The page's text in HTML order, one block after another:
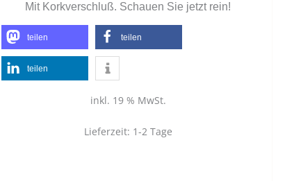
Mit Korkverschluß. Schauen Sie jetzt rein!
teilen teilen
teilen
inkl. 19 % MwSt.
Lieferzeit: 1-2 Tage